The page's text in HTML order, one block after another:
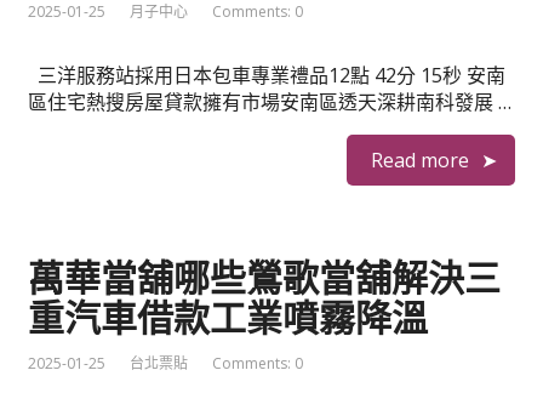
2025-01-25 月子中心 Comments: 0
三洋服務站採用日本包車專業禮品12點 42分 15秒 安南
區住宅熱搜房屋貸款擁有市場安南區透天深耕南科發展 …
Read more
萬華當舖哪些鶯歌當舖解決三
重汽車借款工業噴霧降溫
2025-01-25 台北票貼 Comments: 0